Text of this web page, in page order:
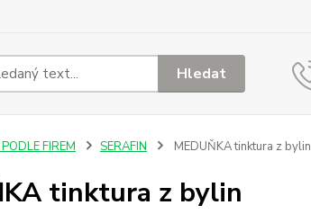
Hledat
FIREM SERAFIN MEDUŇKA tinktura z bylin
tinktura z bylin